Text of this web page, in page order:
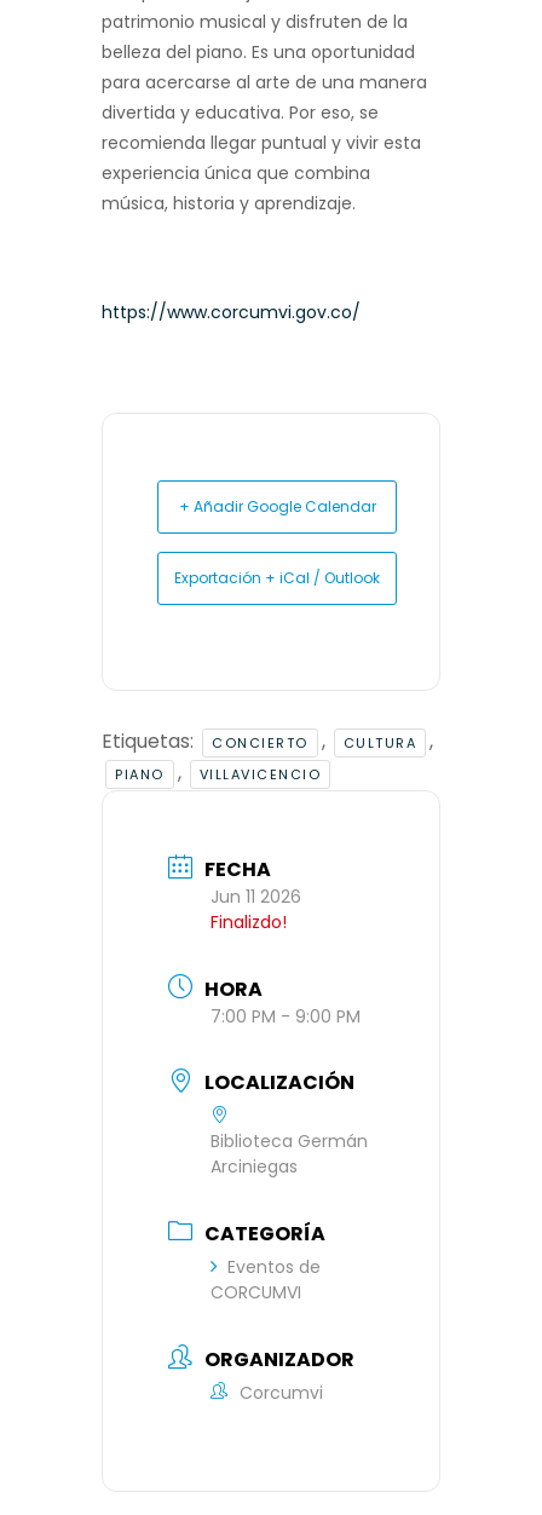
patrimonio musical y disfruten de la
belleza del piano. Es una oportunidad
para acercarse al arte de una manera
divertida y educativa. Por eso, se
recomienda llegar puntual y vivir esta
experiencia única que combina
música, historia y aprendizaje.
https://www.corcumvi.gov.co/
+ Añadir Google Calendar
Exportación + iCal / Outlook
Etiquetas: CONCIERTO , CULTURA ,
PIANO , VILLAVICENCIO
FECHA
Jun 11 2026
Finalizdo!
HORA
7:00 PM - 9:00 PM
LOCALIZACIÓN
Biblioteca Germán
Arciniegas
CATEGORÍA
Eventos de
CORCUMVI
ORGANIZADOR
Corcumvi